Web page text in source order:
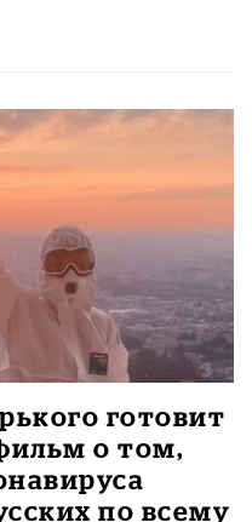
готовит
о том,
по всему